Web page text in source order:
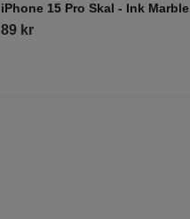
iPhone 15 Pro Skal - Ink Marble
89 kr